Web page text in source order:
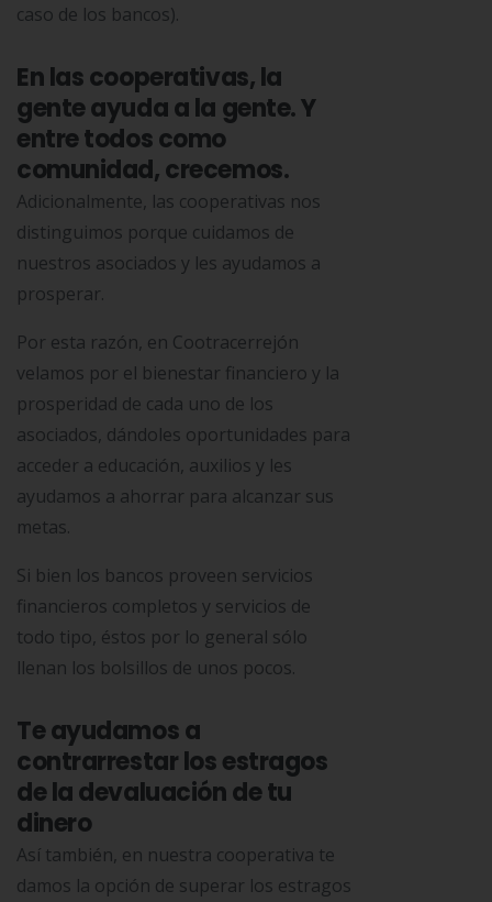
caso de los bancos).
En las cooperativas, la
gente ayuda a la gente. Y
entre todos como
comunidad, crecemos.
Adicionalmente, las cooperativas nos
distinguimos porque cuidamos de
nuestros asociados y les ayudamos a
prosperar.
Por esta razón, en Cootracerrejón
velamos por el bienestar financiero y la
prosperidad de cada uno de los
asociados, dándoles oportunidades para
acceder a educación, auxilios y les
ayudamos a ahorrar para alcanzar sus
metas.
Si bien los bancos proveen servicios
financieros completos y servicios de
todo tipo, éstos por lo general sólo
llenan los bolsillos de unos pocos.
Te ayudamos a
contrarrestar los estragos
de la devaluación de tu
dinero
Así también, en nuestra cooperativa te
damos la opción de superar los estragos